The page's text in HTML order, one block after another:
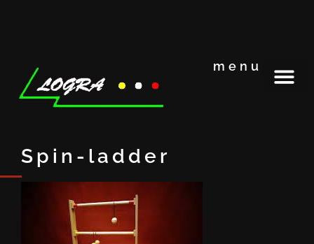
menu
Spin-ladder